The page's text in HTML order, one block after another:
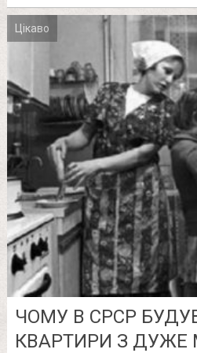
Цікаво
ЧOМУ В CPCP
КВАPТИРИ З